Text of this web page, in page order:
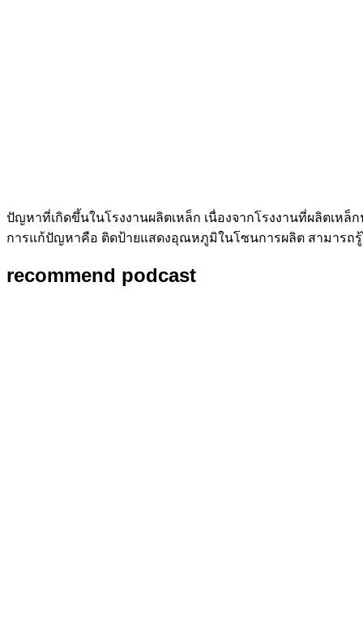
ปัญหาที่เกิดขึ้นในโรงงานผลิตเหล็ก เนื่องจากโรงงานที่ผลิตเห
การแก้ปัญหาคือ ติดป้ายแสดงอุณหภูมิในโซนการผลิต สามารถ
recommend podcast